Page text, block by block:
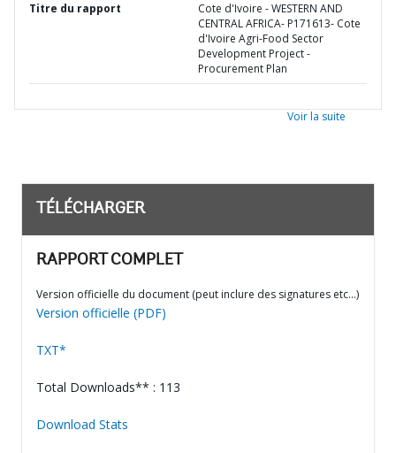
Titre du rapport
Cote d'Ivoire - WESTERN AND
CENTRAL AFRICA- P171613- Cote
d'Ivoire Agri-Food Sector
Development Project -
Procurement Plan
Voir la suite
TÉLÉCHARGER
RAPPORT COMPLET
Version officielle du document (peut inclure des signatures etc…)
Version officielle (PDF)
TXT*
Total Downloads** : 113
Download Stats